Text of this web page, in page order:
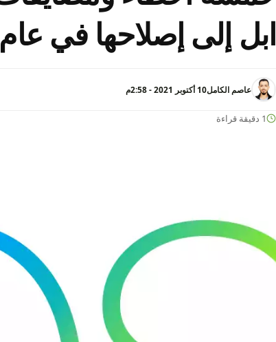
ابل إلى إصلاحها في عام 2021
عاصم الكامل10 أكتوبر 2021 - 2:58م
1 دقيقة قراءة